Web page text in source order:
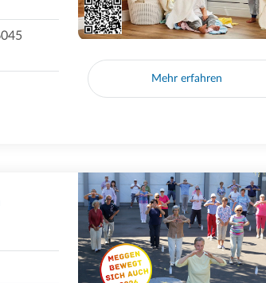
Mehr erfahren